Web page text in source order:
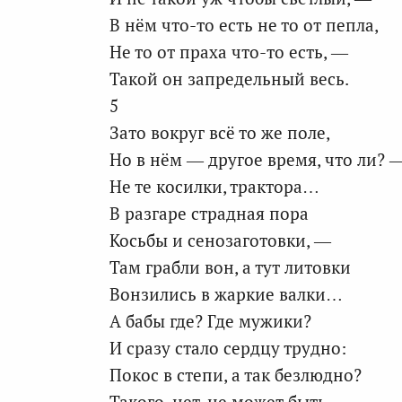
В нём что-то есть не то от пепла,
Не то от праха что-то есть, —
Такой он запредельный весь.
5
Зато вокруг всё то же поле,
Но в нём — другое время, что ли?
Не те косилки, трактора…
В разгаре страдная пора
Косьбы и сенозаготовки, —
Там грабли вон, а тут литовки
Вонзились в жаркие валки…
А бабы где? Где мужики?
И сразу стало сердцу трудно:
Покос в степи, а так безлюдно?